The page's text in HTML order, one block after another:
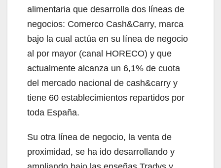
alimentaria que desarrolla dos líneas de
negocios: Comerco Cash&Carry, marca
bajo la cual actúa en su línea de negocio
al por mayor (canal HORECO) y que
actualmente alcanza un 6,1% de cuota
del mercado nacional de cash&carry y
tiene 60 establecimientos repartidos por
toda España.
Su otra línea de negocio, la venta de
proximidad, se ha ido desarrollando y